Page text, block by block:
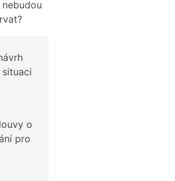
o
pro